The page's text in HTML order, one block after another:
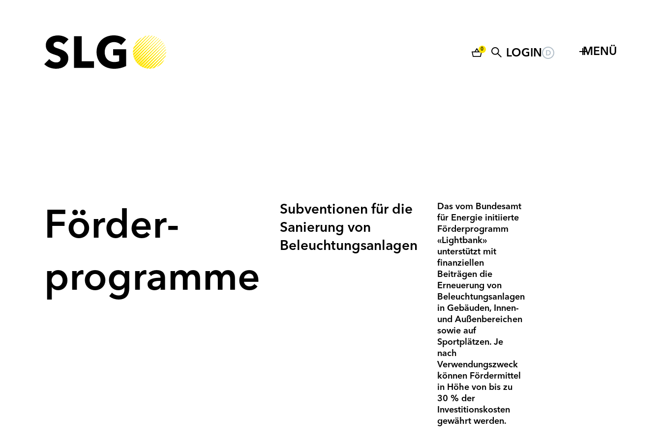
0 LOGIN MENÜ
Förder­
programme
Subventionen für die
Sanierung von
Beleuchtungsanlagen
Das vom Bundesamt
für Energie initiierte
Förderprogramm
«Lightbank»
unterstützt mit
finanziellen
Beiträgen die
Erneuerung von
Beleuchtungsanlagen
in Gebäuden, Innen-
und Außenbereichen
sowie auf
Sportplätzen. Je
nach
Verwendungszweck
können Fördermittel
in Höhe von bis zu
30 % der
Investitionskosten
gewährt werden.